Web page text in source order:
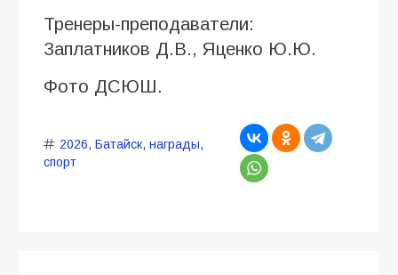
Тренеры-преподаватели:
Заплатников Д.В., Яценко Ю.Ю.
Фото ДСЮШ.
2026, Батайск, награды,
спорт